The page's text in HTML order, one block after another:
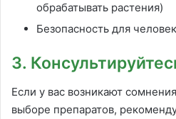
обрабатывать растения)
Безопасность для
3.
Если у вас возникают
выборе препаратов,